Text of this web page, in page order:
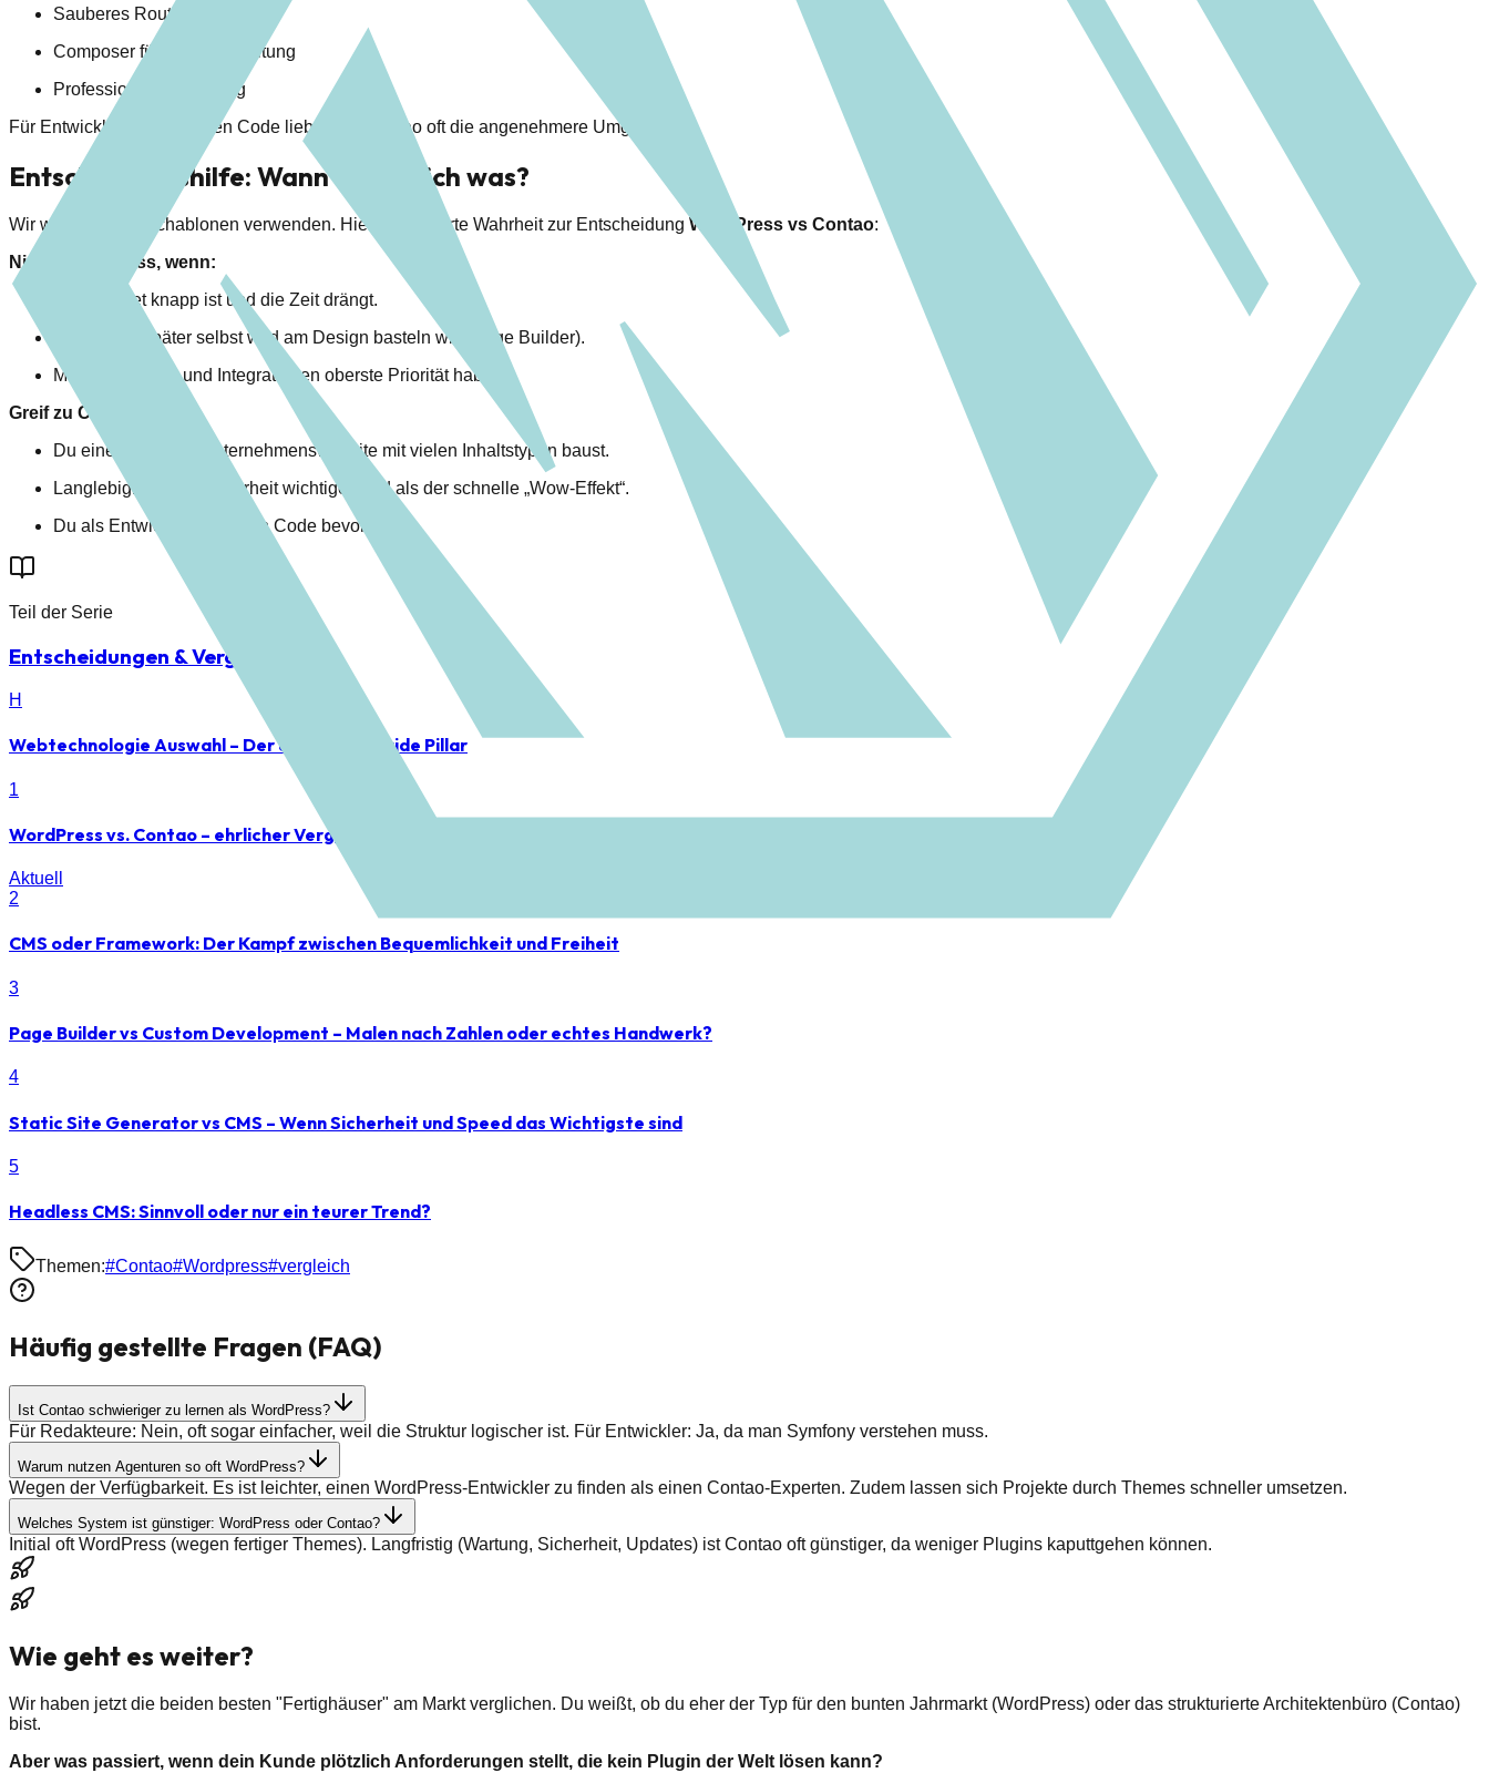
Sauberes Routing
Composer für Paketverwaltung
Professionelles Caching
Für Entwickler, die sauberen Code lieben, ist Contao oft die angenehmere Umgebung.
Entscheidungshilfe: Wann nehme ich was?
Wir wollen keine Schablonen verwenden. Hier ist die harte Wahrheit zur Entscheidung WordPress vs Contao:
Nimm WordPress, wenn:
Das Budget knapp ist und die Zeit drängt.
Der Kunde später selbst wild am Design basteln will (Page Builder).
Marketing-Tools und Integrationen oberste Priorität haben.
Greif zu Contao, wenn:
Du eine komplexe Unternehmenswebsite mit vielen Inhaltstypen baust.
Langlebigkeit und Sicherheit wichtiger sind als der schnelle „Wow-Effekt“.
Du als Entwickler sauberen Code bevorzugst.
Teil der Serie
Entscheidungen & Vergleiche
H
Webtechnologie Auswahl – Der ultimative Guide Pillar
1
WordPress vs. Contao – ehrlicher Vergleich aus Entwickler-Sicht
Aktuell
2
CMS oder Framework: Der Kampf zwischen Bequemlichkeit und Freiheit
3
Page Builder vs Custom Development – Malen nach Zahlen oder echtes Handwerk?
4
Static Site Generator vs CMS – Wenn Sicherheit und Speed das Wichtigste sind
5
Headless CMS: Sinnvoll oder nur ein teurer Trend?
Themen:#Contao#Wordpress#vergleich
Häufig gestellte Fragen (FAQ)
Ist Contao schwieriger zu lernen als WordPress?
Für Redakteure: Nein, oft sogar einfacher, weil die Struktur logischer ist. Für Entwickler: Ja, da man Symfony verstehen muss.
Warum nutzen Agenturen so oft WordPress?
Wegen der Verfügbarkeit. Es ist leichter, einen WordPress-Entwickler zu finden als einen Contao-Experten. Zudem lassen sich Projekte durch Themes schneller umsetzen.
Welches System ist günstiger: WordPress oder Contao?
Initial oft WordPress (wegen fertiger Themes). Langfristig (Wartung, Sicherheit, Updates) ist Contao oft günstiger, da weniger Plugins kaputtgehen können.
Wie geht es weiter?
Wir haben jetzt die beiden besten "Fertighäuser" am Markt verglichen. Du weißt, ob du eher der Typ für den bunten Jahrmarkt (WordPress) oder das strukturierte Architektenbüro (Contao)
bist.
Aber was passiert, wenn dein Kunde plötzlich Anforderungen stellt, die kein Plugin der Welt lösen kann?